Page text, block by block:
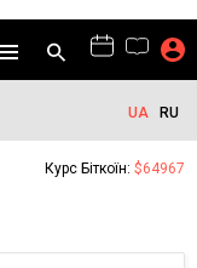
UA RU
Курс Біткоїн: $64967